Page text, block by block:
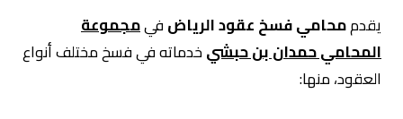
يقدممحامي فسخ عقود الرياضفيمجموعة
المحامي حمدان بن حبشيخدماته في فسخ مختلف أنواع
العقود، منها: